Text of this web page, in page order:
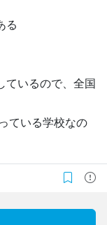
る
ているので、全国
ている学校なの